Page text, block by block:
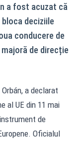
a fost acuzat că
deciziile
conducere de
de direcție
a declarat
al UE din 11 mai
de
Oficialul